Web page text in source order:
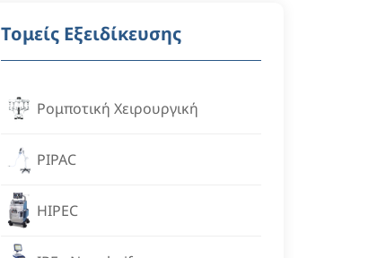
Τομείς Εξειδίκευσης
Ρομποτική Χειρουργική
PIPAC
HIPEC